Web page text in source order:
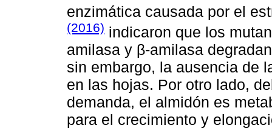
enzimática causada por el
(2016) indicaron que los
amilasa y β-amilasa
sin embargo, la ausencia de
en las hojas. Por otro lado,
demanda, el almidón es
para el crecimiento y